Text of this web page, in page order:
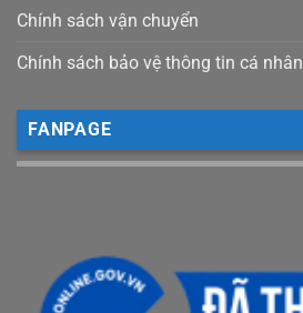
Chính sách vận chuyển
Chính sách bảo vệ thông tin cá nhân
FANPAGE